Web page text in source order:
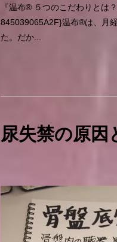
『温布®︎ ５つのこだわりとは
845039065A2F}温布®︎は、月
た。だか...
尿失禁の原因